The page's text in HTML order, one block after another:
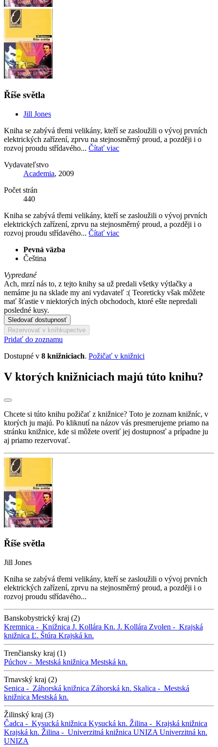
Říše světla
Jill Jones
Kniha se zabývá třemi velikány, kteří se zasloužili o vývoj prvních
elektrických zařízení, zprvu na stejnosměrný proud, a později i o
rozvoj proudu střídavého... Čítať viac
Vydavateľstvo
Academia, 2009
Počet strán
440
Kniha se zabývá třemi velikány, kteří se zasloužili o vývoj prvních
elektrických zařízení, zprvu na stejnosměrný proud, a později i o
rozvoj proudu střídavého... Čítať viac
Pevná väzba
Čeština
Vypredané
Ach, mrzí nás to, z tejto knihy sa už predali všetky výtlačky a
nemáme ju na sklade my ani vydavateľ :( Teoreticky však môžete
mať šťastie v niektorých iných obchodoch, ktoré ešte nepredali
posledné kusy.
Sledovať dostupnosť
Rezervovať v kníhkupectve
Pridať do zoznamu
Dostupné v 8 knižniciach. Požičať v knižnici
V ktorých knižniciach majú túto knihu?
Chcete si túto knihu požičať z knižnice? Toto je zoznam knižníc, v
ktorých ju majú. Po kliknutí na názov vás presmerujeme priamo na
stránku knižnice, kde si môžete overiť jej dostupnosť a prípadne ju
aj priamo rezervovať.
Říše světla
Jill Jones
Kniha se zabývá třemi velikány, kteří se zasloužili o vývoj prvních
elektrických zařízení, zprvu na stejnosměrný proud, a později i o
rozvoj proudu střídavého...
Banskobystrický kraj (2)
Kremnica - Knižnica J. Kollára Kn. J. Kollára Zvolen - Krajská
knižnica Ľ. Štúra Krajská kn.
Trenčiansky kraj (1)
Púchov - Mestská knižnica Mestská kn.
Trnavský kraj (2)
Senica - Záhorská knižnica Záhorská kn. Skalica - Mestská
knižnica Mestská kn.
Žilinský kraj (3)
Čadca - Kysucká knižnica Kysucká kn. Žilina - Krajská knižnica
Krajská kn. Žilina - Univerzitná knižnica UNIZA Univerzitná kn.
UNIZA